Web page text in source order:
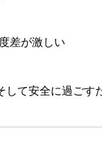
差が激しい
て安全に過ごす